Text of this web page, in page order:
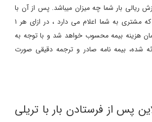
ریالی بار شما چه میزان میباشد. پس از آن با
توجه به مقدار قیمتی که مشتری به شما اعلام می دارد ، در ازای هر ۱
تومان، ۱۰۰۰ تومان هزینه بیمه محسوب خواهد شد و با توجه به
شده، بیمه نامه صادر و ترجمه دقیقی صورت
پس از فرستادن بار با تریلی